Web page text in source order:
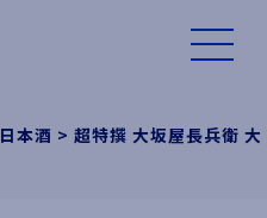
日本酒 >超特撰 大坂屋長兵衛 大